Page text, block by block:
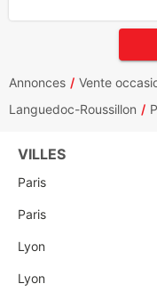
Annonces Vente
Languedoc-Roussillon
VILLES
Paris
Paris
Lyon
Lyon